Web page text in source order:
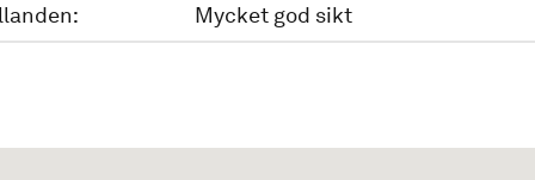
Mycket god sikt